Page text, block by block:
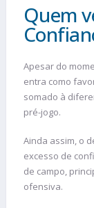
Quem
Apesar do
entra como
somado à
pré-jogo.
Ainda assim, o
excesso de
de campo,
ofensiva.